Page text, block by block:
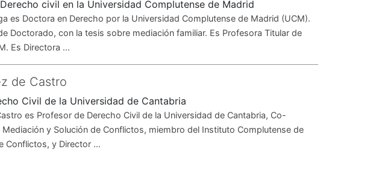
civil en la Universidad Complutense de Madrid
es Doctora en Derecho por la Universidad Complutense de Madrid (UCM).
Doctorado, con la tesis sobre mediación familiar. Es Profesora Titular de
Es Directora ...
de Castro
Civil de la Universidad de Cantabria
es Profesor de Derecho Civil de la Universidad de Cantabria, Co-
y Solución de Conflictos, miembro del Instituto Complutense de
Conflictos, y Director ...